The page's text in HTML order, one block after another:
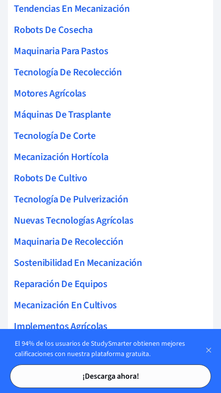
Tarjetas de estudio
Tarjetas de estudio
Tendencias En Mecanización
Robots De Cosecha
Maquinaria Para Pastos
Tecnología De Recolección
Motores Agrícolas
Máquinas De Trasplante
Tecnología De Corte
Mecanización Hortícola
Robots De Cultivo
Tecnología De Pulverización
Nuevas Tecnologías Agrícolas
Maquinaria De Recolección
Sostenibilidad En Mecanización
Reparación De Equipos
Mecanización En Cultivos
Implementos Agrícolas
Innovaciones Robóticas
Máquinas De Riego
Infraestructura De Riego
El 94% de los usuarios de StudySmarter obtienen mejores
calificaciones con nuestra plataforma gratuita.
¡Descarga ahora!